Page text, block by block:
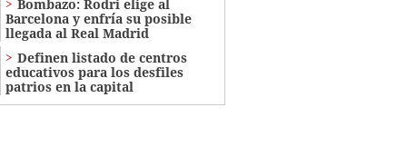
Bombazo: Rodri elige al
Barcelona y enfría su posible
llegada al Real Madrid
Definen listado de centros
educativos para los desfiles
patrios en la capital